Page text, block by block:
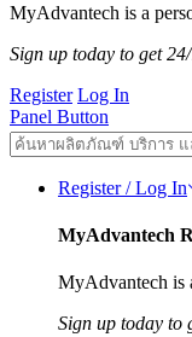
MyAdvantech is a
Sign up today to get
Register Log In
Panel Button
Register / Log In
MyAdvantech
MyAdvantech is
Sign up today to